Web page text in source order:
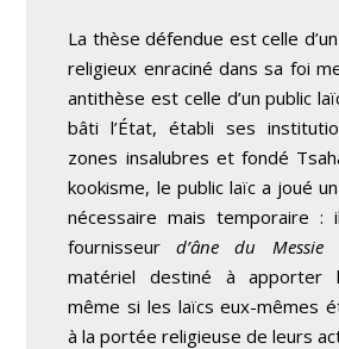
La thèse défendue est celle
religieux enraciné dans sa foi
antithèse est celle d’un public
bâti l’État, établi ses
zones insalubres et fondé
kookisme, le public laïc a joué
nécessaire mais temporaire
fournisseurd’âne du Messie
matériel destiné à apporter
même si les laïcs eux-mêmes
à la portée religieuse de leurs